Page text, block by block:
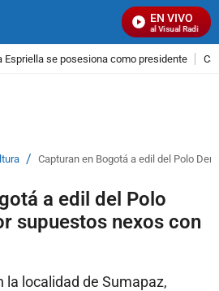
EN VIVO
Señal Visual Radio
Espriella se posesiona como presidente
/ Capturan en Bogotá a edil del Polo
a edil del Polo
supuestos nexos con
la localidad de Sumapaz,